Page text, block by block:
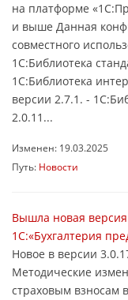
на платформе
и выше Данная
совместного
1С:Библиотека
1С:Библиотека
версии 2.7.1. -
2.0.11...
Изменен: 19.03.2025
Путь: Новости
Вышла новая
1С:«Бухгалтерия
Новое в версии
Методические
страховым взносам